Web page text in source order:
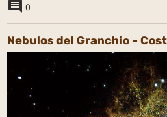
0
Nebulos del Granchio -